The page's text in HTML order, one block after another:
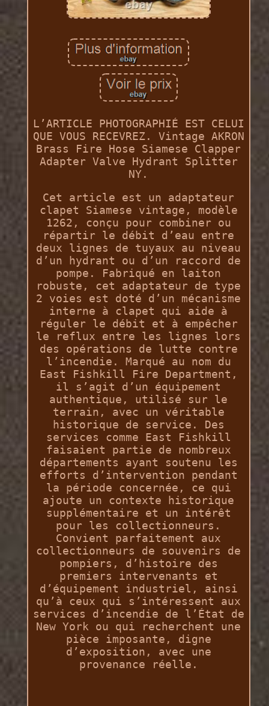
L’ARTICLE PHOTOGRAPHIÉ EST CELUI
QUE VOUS RECEVREZ. Vintage AKRON
Brass Fire Hose Siamese Clapper
Adapter Valve Hydrant Splitter
NY.
Cet article est un adaptateur
clapet Siamese vintage, modèle
1262, conçu pour combiner ou
répartir le débit d’eau entre
deux lignes de tuyaux au niveau
d’un hydrant ou d’un raccord de
pompe. Fabriqué en laiton
robuste, cet adaptateur de type
2 voies est doté d’un mécanisme
interne à clapet qui aide à
réguler le débit et à empêcher
le reflux entre les lignes lors
des opérations de lutte contre
l’incendie. Marqué au nom du
East Fishkill Fire Department,
il s’agit d’un équipement
authentique, utilisé sur le
terrain, avec un véritable
historique de service. Des
services comme East Fishkill
faisaient partie de nombreux
départements ayant soutenu les
efforts d’intervention pendant
la période concernée, ce qui
ajoute un contexte historique
supplémentaire et un intérêt
pour les collectionneurs.
Convient parfaitement aux
collectionneurs de souvenirs de
pompiers, d’histoire des
premiers intervenants et
d’équipement industriel, ainsi
qu’à ceux qui s’intéressent aux
services d’incendie de l’État de
New York ou qui recherchent une
pièce imposante, digne
d’exposition, avec une
provenance réelle.